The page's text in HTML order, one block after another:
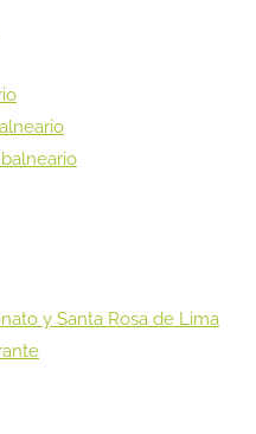
y Santa Rosa de Lima